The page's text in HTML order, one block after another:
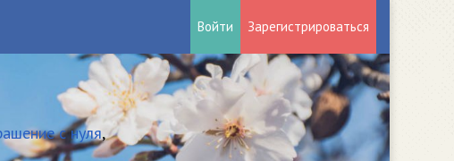
Войти Зарегистрироваться
с нуля,